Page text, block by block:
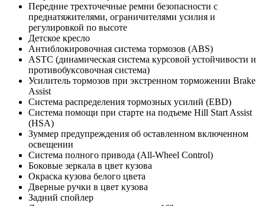
Передние трехточечные ремни безопасности с
преднатяжителями, ограничителями усилия и
регулировкой по высоте
Детское кресло
Антиблокировочная система тормозов (ABS)
ASTC (динамическая система курсовой устойчивости и
противобуксовочная система)
Усилитель тормозов при экстренном торможении Brake
Assist
Система распределения тормозных усилий (EBD)
Система помощи при старте на подъеме Hill Start Assist
(HSA)
Зуммер предупреждения об оставленном включенном
освещении
Система полного привода (All-Wheel Control)
Боковые зеркала в цвет кузова
Окраска кузова белого цвета
Дверные ручки в цвет кузова
Задний спойлер